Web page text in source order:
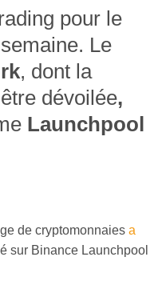
pour le
Le
, dont la
dévoilée,
Launchpool
de cryptomonnaies a
sur Binance Launchpool